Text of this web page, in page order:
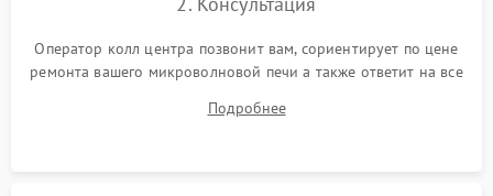
Оператор колл центра позвонит вам, сориентирует по цене
ремонта вашего микроволновой печи а также ответит на все
Подробнее